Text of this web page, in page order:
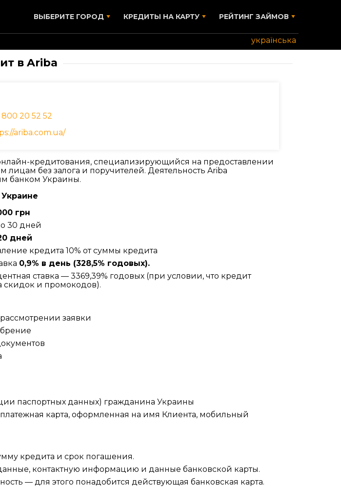
ВЫБЕРИТЕ ГОРОД КРЕДИТЫ НА КАРТУ РЕЙТИНГ ЗАЙМОВ
українська
в Ariba
20 52 52
ariba.com.ua/
кредитования, специализирующийся на предоставлении
без залога и поручителей. Деятельность Ariba
банком Украины.
грн
30 дней
дней
кредита 10% от суммы кредита
0,9% в день (328,5% годовых).
ставка — 3369,39% годовых (при условии, что кредит
скидок и промокодов).
заявки
паспортных данных) гражданина Украины
карта, оформленная на имя Клиента, мобильный
кредита и срок погашения.
контактную информацию и данные банковской карты.
— для этого понадобится действующая банковская карта.